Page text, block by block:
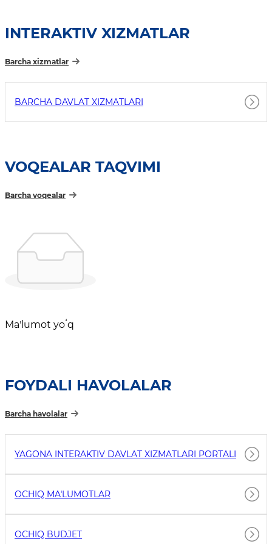
INTERAKTIV XIZMATLAR
Barcha xizmatlar
BARCHA DAVLAT XIZMATLARI
VOQEALAR TAQVIMI
Barcha voqealar
Maʼlumot yoʻq
FOYDALI HAVOLALAR
Barcha havolalar
YAGONA INTERAKTIV DAVLAT XIZMATLARI PORTALI
OCHIQ MAʼLUMOTLAR
OCHIQ BUDJET